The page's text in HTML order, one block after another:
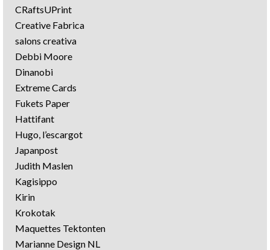
CRaftsUPrint
Creative Fabrica
salons creativa
Debbi Moore
Dinanobi
Extreme Cards
Fukets Paper
Hattifant
Hugo, l’escargot
Japanpost
Judith Maslen
Kagisippo
Kirin
Krokotak
Maquettes Tektonten
Marianne Design NL